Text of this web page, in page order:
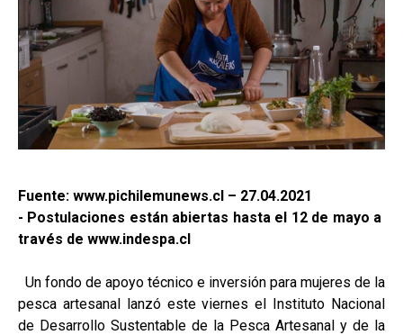
Fuente: www.pichilemunews.cl – 27.04.2021
- Postulaciones están abiertas hasta el 12 de mayo a
través de www.indespa.cl
Un fondo de apoyo técnico e inversión para mujeres de la
pesca artesanal lanzó este viernes el Instituto Nacional
de Desarrollo Sustentable de la Pesca Artesanal y de la